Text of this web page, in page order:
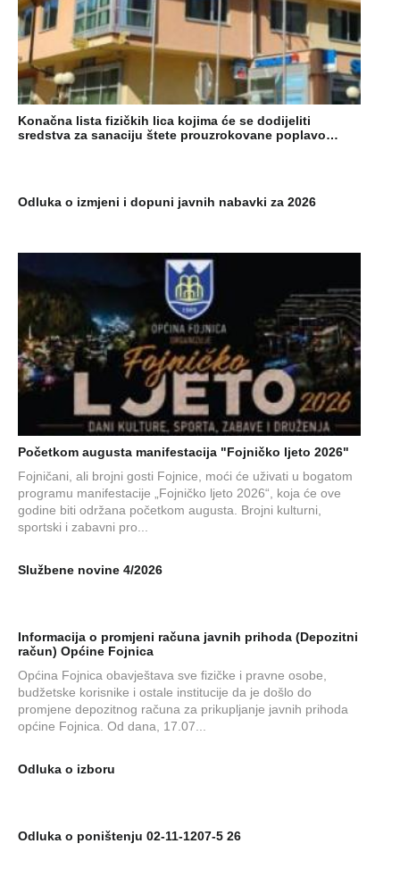
Konačna lista fizičkih lica kojima će se dodijeliti
sredstva za sanaciju štete prouzrokovane poplavo…
Odluka o izmjeni i dopuni javnih nabavki za 2026
Početkom augusta manifestacija "Fojničko ljeto 2026"
Fojničani, ali brojni gosti Fojnice, moći će uživati u bogatom
programu manifestacije „Fojničko ljeto 2026“, koja će ove
godine biti održana početkom augusta. Brojni kulturni,
sportski i zabavni pro...
Službene novine 4/2026
Informacija o promjeni računa javnih prihoda (Depozitni
račun) Općine Fojnica
Općina Fojnica obavještava sve fizičke i pravne osobe,
budžetske korisnike i ostale institucije da je došlo do
promjene depozitnog računa za prikupljanje javnih prihoda
općine Fojnica. Od dana, 17.07...
Odluka o izboru
Odluka o poništenju 02-11-1207-5 26